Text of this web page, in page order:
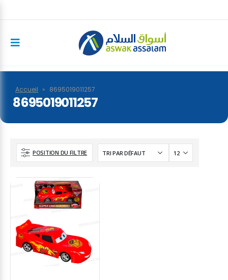
Accueil » 8695019011257
8695019011257
POSITION DU FILTRE